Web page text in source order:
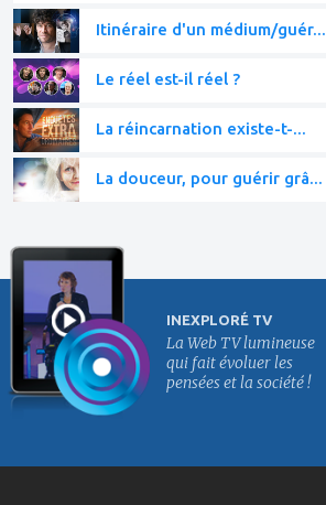
Itinéraire d'un médium/guér...
Le réel est-il réel ?
La réincarnation existe-t-...
La douceur, pour guérir grâ...
INEXPLORÉ TV
La Web TV lumineuse
qui fait évoluer les
pensées et la société !